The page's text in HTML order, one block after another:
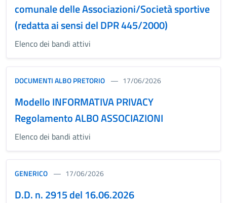
comunale delle Associazioni/Società sportive
(redatta ai sensi del DPR 445/2000)
Elenco dei bandi attivi
DOCUMENTI ALBO PRETORIO 17/06/2026
Modello INFORMATIVA PRIVACY
Regolamento ALBO ASSOCIAZIONI
Elenco dei bandi attivi
GENERICO 17/06/2026
D.D. n. 2915 del 16.06.2026